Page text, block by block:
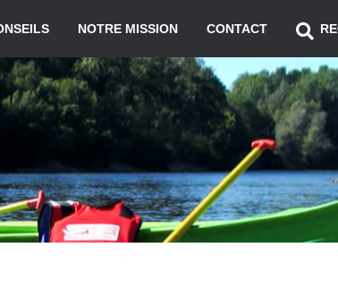
NOTRE MISSION CONTACT